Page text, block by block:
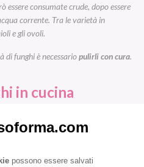
essere consumate crude, dopo essere
corrente. Tra le varietà in
e gli ovoli.
di funghi è necessariopulirli con cura.
in cucina
in grado di soddisfare